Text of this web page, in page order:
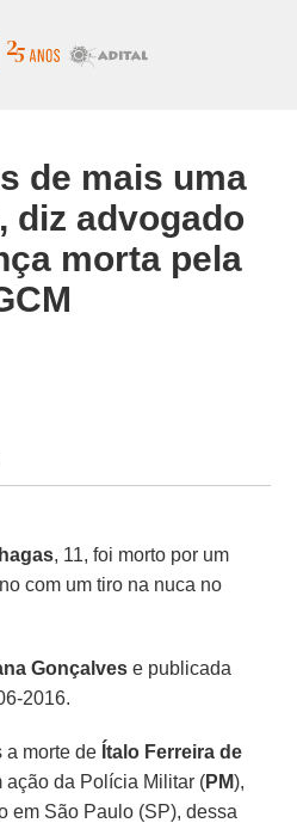
de mais uma
diz advogado
morta pela
, 11, foi morto por um
com um tiro na nuca no
Gonçalves e publicada
2016.
a morte de Ítalo Ferreira de
ação da Polícia Militar (PM),
em São Paulo (SP), dessa